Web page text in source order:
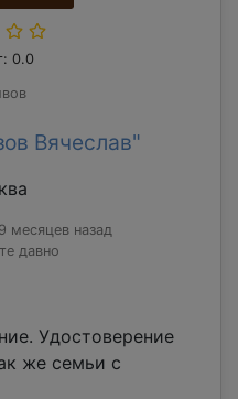
0.0
Вячеслав"
месяцев назад
давно
Удостоверение
же семьи с